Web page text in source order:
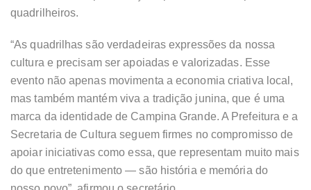
quadrilheiros.
“As quadrilhas são verdadeiras expressões da nossa
cultura e precisam ser apoiadas e valorizadas. Esse
evento não apenas movimenta a economia criativa local,
mas também mantém viva a tradição junina, que é uma
marca da identidade de Campina Grande. A Prefeitura e a
Secretaria de Cultura seguem firmes no compromisso de
apoiar iniciativas como essa, que representam muito mais
do que entretenimento — são história e memória do